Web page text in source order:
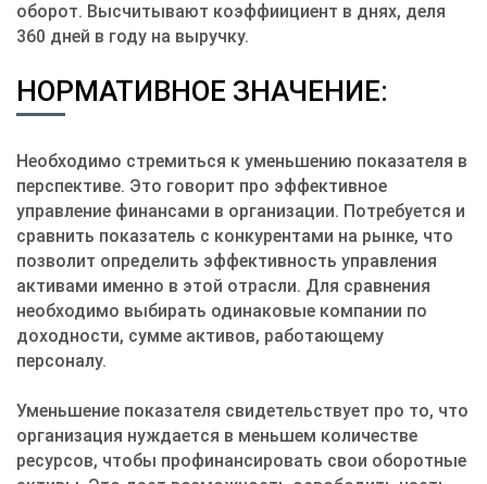
оборот. Высчитывают коэффиициент в днях, деля
360 дней в году на выручку.
НОРМАТИВНОЕ ЗНАЧЕНИЕ:
Необходимо стремиться к уменьшению показателя в
перспективе. Это говорит про эффективное
управление финансами в организации. Потребуется и
сравнить показатель с конкурентами на рынке, что
позволит определить эффективность управления
активами именно в этой отрасли. Для сравнения
необходимо выбирать одинаковые компании по
доходности, сумме активов, работающему
персоналу.
Уменьшение показателя свидетельствует про то, что
организация нуждается в меньшем количестве
ресурсов, чтобы профинансировать свои оборотные